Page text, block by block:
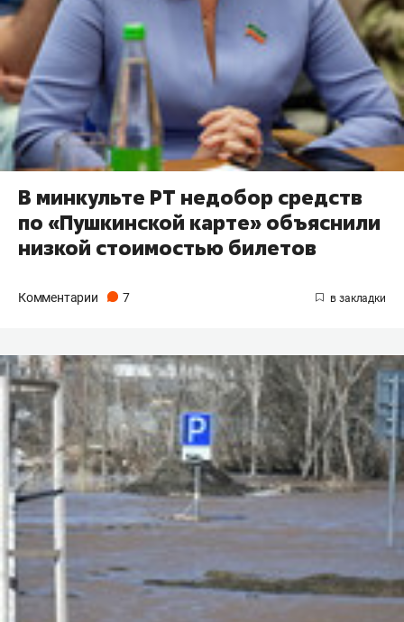
В минкульте РТ недобор средств
по «Пушкинской карте» объяснили
низкой стоимостью билетов
Комментарии 7